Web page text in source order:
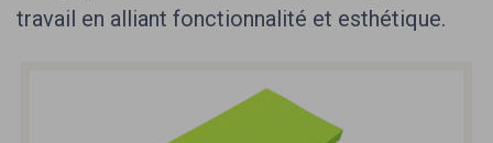
travail en alliant fonctionnalité et esthétique.